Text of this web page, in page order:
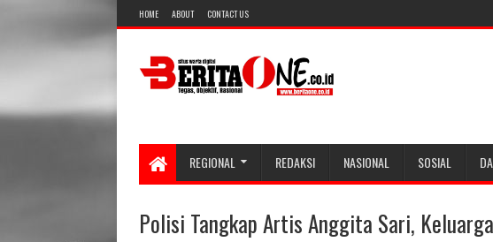
HOME ABOUT CONTACT US
REGIONAL REDAKSI NASIONAL SOSIAL
Polisi Tangkap Artis Anggita Sari,